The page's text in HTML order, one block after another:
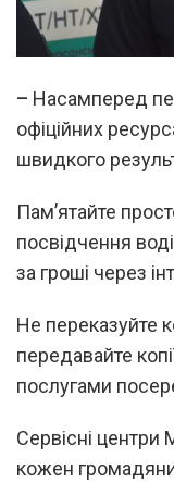
– Насамперед
офіційних
швидкого
Пам’ятайте
посвідчення
за гроші через
Не переказуйте
передавайте
послугами
Сервісні
кожен